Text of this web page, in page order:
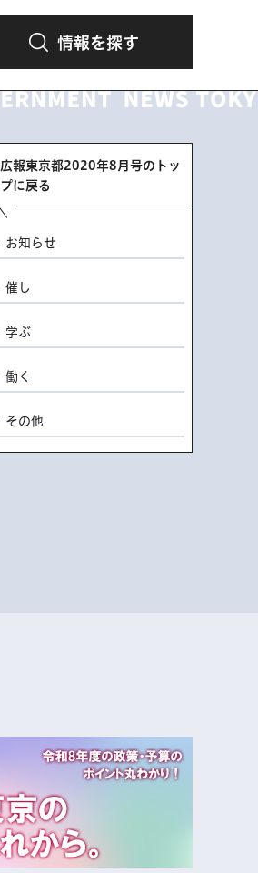
情報を探す
広報東京都2020年8月号のトッ
プに戻る
お知らせ
催し
学ぶ
働く
その他